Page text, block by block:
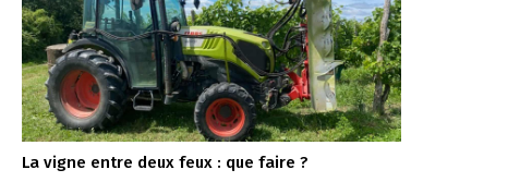
La vigne entre deux feux : que faire ?